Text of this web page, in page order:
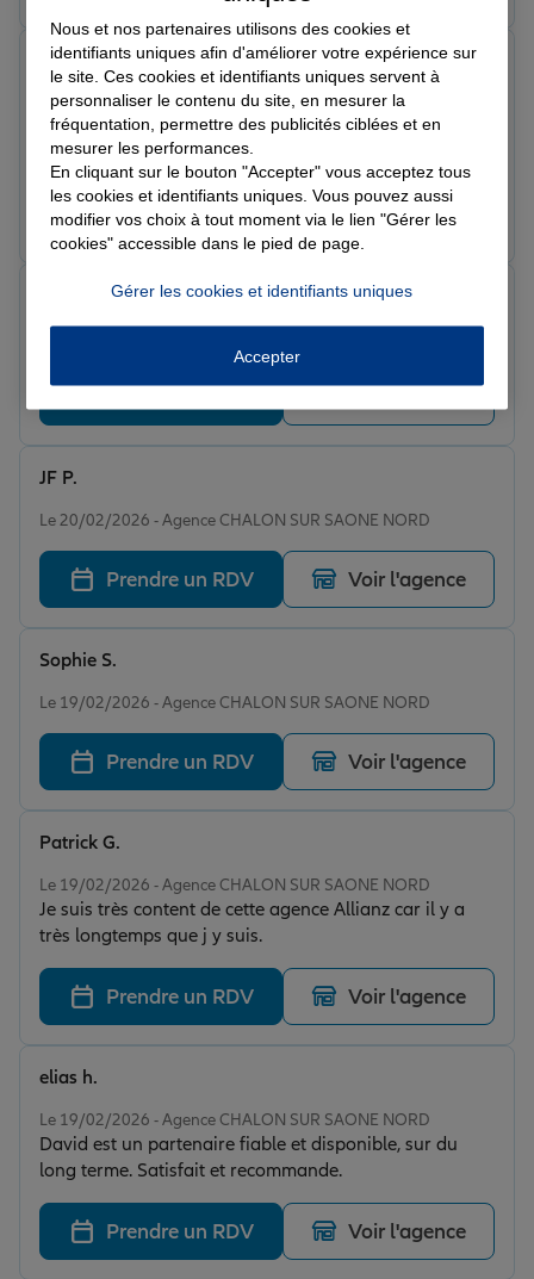
Note de 5 sur 5
Le 27/02/2026 - Agence CHALON SUR SAONE NORD
Un cabinet d’assurance à taille humaine où l’on se sent
réellement écouté. Équipe accueillante, professionnelle
et particulièrement réactive. Je recommande vivement.
Benoit D.
Prendre un RDV Voir l'agence
florence s.
Le 20/02/2026 - Agence CHALON SUR SAONE NORD
JF P.
Prendre un RDV Voir l'agence
Le 19/02/2026 - Agence CHALON SUR SAONE NORD
Sophie S.
Prendre un RDV Voir l'agence
Le 19/02/2026 - Agence CHALON SUR SAONE NORD
Je suis très content de cette agence Allianz car il y a
très longtemps que j y suis.
Patrick G.
Prendre un RDV Voir l'agence
Le 19/02/2026 - Agence CHALON SUR SAONE NORD
David est un partenaire fiable et disponible, sur du
long terme. Satisfait et recommande.
elias h.
Prendre un RDV Voir l'agence
Nous et nos partenaires utilisons des cookies et
identifiants uniques afin d'améliorer votre expérience sur
le site. Ces cookies et identifiants uniques servent à
personnaliser le contenu du site, en mesurer la
fréquentation, permettre des publicités ciblées et en
mesurer les performances.
En cliquant sur le bouton "Accepter" vous acceptez tous
les cookies et identifiants uniques. Vous pouvez aussi
modifier vos choix à tout moment via le lien "Gérer les
cookies" accessible dans le pied de page.
Gérer les cookies et identifiants uniques
Accepter